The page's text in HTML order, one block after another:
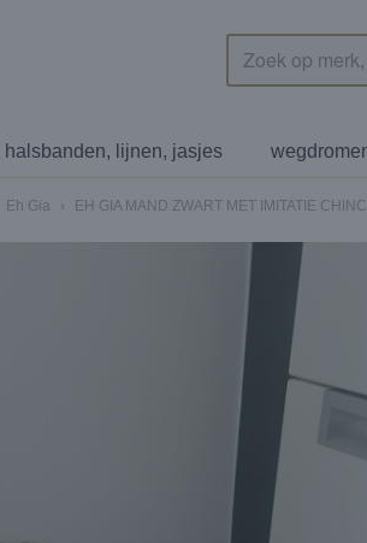
halsbanden, lijnen, jasjes
Eh Gia › EH GIA MAND ZWART MET IMITATIE